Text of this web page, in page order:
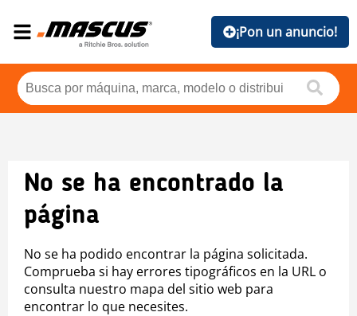
¡Pon un anuncio!
No se ha encontrado la
página
No se ha podido encontrar la página solicitada.
Comprueba si hay errores tipográficos en la URL o
consulta nuestro mapa del sitio web para
encontrar lo que necesites.